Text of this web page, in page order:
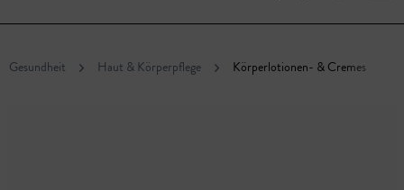
Gesundheit Haut & Körperpflege Körperlotionen- & Cremes